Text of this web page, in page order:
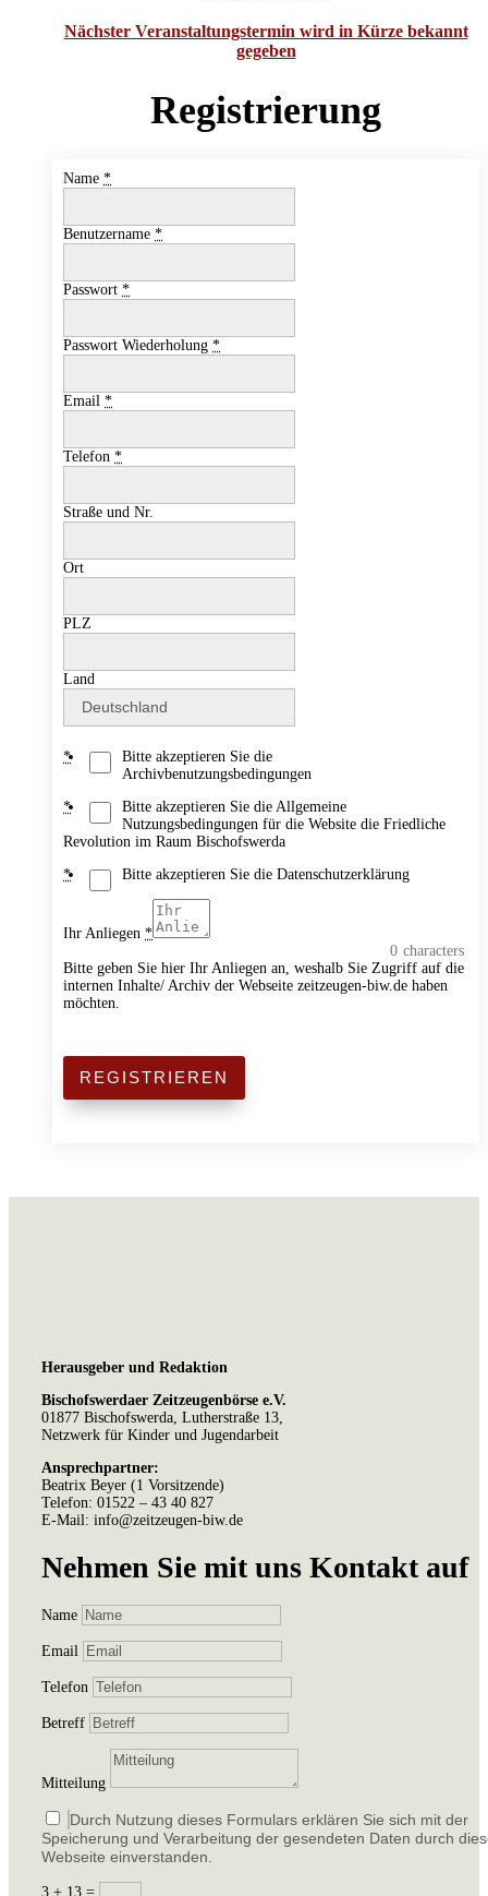
Nächster Veranstaltungstermin wird in Kürze bekannt
gegeben
Registrierung
Name *
Benutzername *
Passwort *
Passwort Wiederholung *
Email *
Telefon *
Straße und Nr.
Ort
PLZ
Land
*
Bitte akzeptieren Sie die
Archivbenutzungsbedingungen
*
Bitte akzeptieren Sie die Allgemeine
Nutzungsbedingungen für die Website die Friedliche
Revolution im Raum Bischofswerda
*
Bitte akzeptieren Sie die Datenschutzerklärung
Ihr Anliegen *
0 characters
Bitte geben Sie hier Ihr Anliegen an, weshalb Sie Zugriff auf die
internen Inhalte/ Archiv der Webseite zeitzeugen-biw.de haben
möchten.
REGISTRIEREN
Herausgeber und Redaktion
Bischofswerdaer Zeitzeugenbörse e.V.
01877 Bischofswerda, Lutherstraße 13,
Netzwerk für Kinder und Jugendarbeit
Ansprechpartner:
Beatrix Beyer (1 Vorsitzende)
Telefon: 01522 – 43 40 827
E-Mail: info@zeitzeugen-biw.de
Nehmen Sie mit uns Kontakt auf
Name
Email
Telefon
Betreff
Mitteilung
Durch Nutzung dieses Formulars erklären Sie sich mit der
Speicherung und Verarbeitung der gesendeten Daten durch
Webseite einverstanden.
3 + 13 =